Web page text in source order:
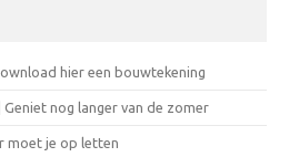
hier een bouwtekening
nog langer van de zomer
moet je op letten